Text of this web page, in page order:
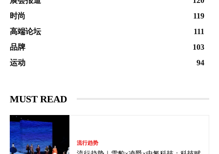
时尚
119
高端论坛
111
品牌
103
运动
94
MUST READ
流行趋势